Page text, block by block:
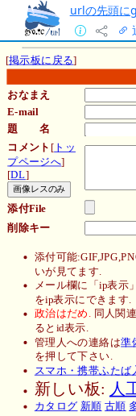
urlの先頭に